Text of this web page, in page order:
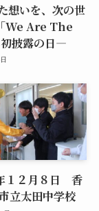
想いを、次の世
We Are The
披露の日―
１２月８日 香
立太田中学校